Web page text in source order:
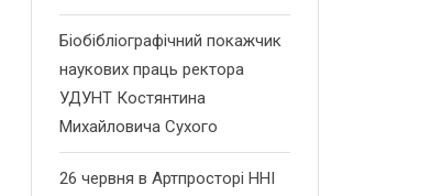
Біобібліографічний покажчик
наукових праць ректора
УДУНТ Костянтина
Михайловича Сухого
26 червня в Артпросторі ННІ